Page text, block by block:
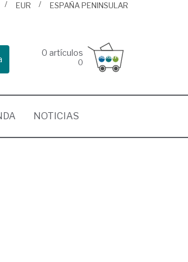
EUR ESPAÑA PENINSULAR
0 artículos
0
NOTICIAS